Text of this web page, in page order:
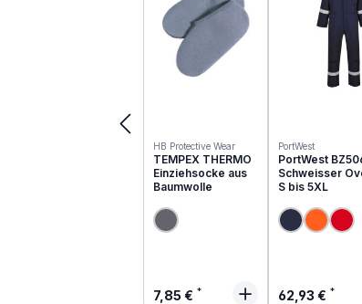
HB Protective Wear
TEMPEX THERMO
Einziehsocke aus
Baumwolle
Regulärer Preis:
7,85 €
PortWest
PortWest
Schweisser
S bis 5XL
Regulärer
62,93 €